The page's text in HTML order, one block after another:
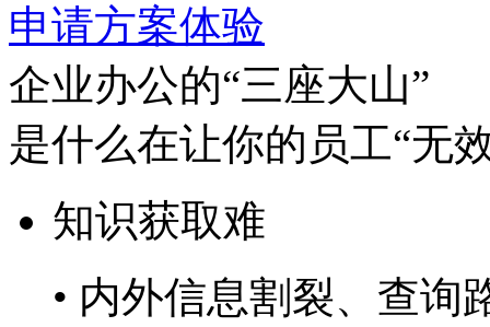
申请方案体验
企业办公的“三座大山”
是什么在让你的员工“无
知识获取难
• 内外信息割裂、查